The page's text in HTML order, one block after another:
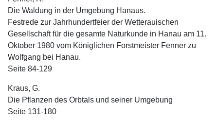
Die Waldung in der Umgebung Hanaus.
Festrede zur Jahrhundertfeier der Wetterauischen
Gesellschaft für die gesamte Naturkunde in Hanau am 11.
Oktober 1980 vom Königlichen Forstmeister Fenner zu
Wolfgang bei Hanau.
Seite 84-129
Kraus, G.
Die Pflanzen des Orbtals und seiner Umgebung
Seite 131-180